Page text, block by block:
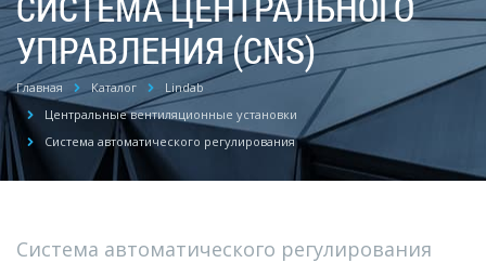
УПРАВЛЕНИЯ (CNS)
Главная Каталог
Lindab
Центральные вентиляционные установки
Система автоматического регулирования
Система автоматического регулирования